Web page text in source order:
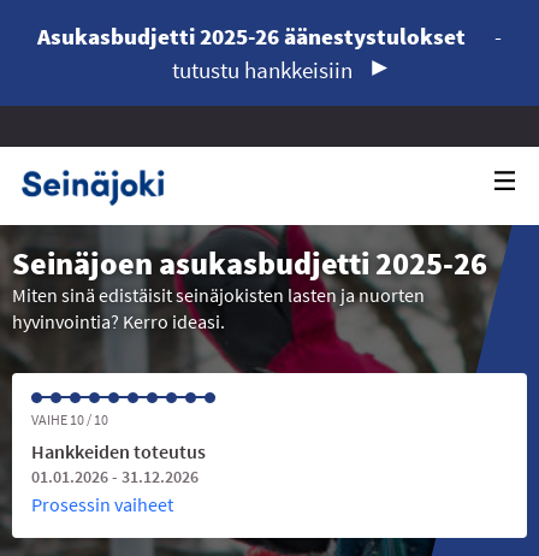
Asukasbudjetti 2025-26 äänestystulokset
-
tutustu hankkeisiin
Seinäjoen asukasbudjetti 2025-26
Miten sinä edistäisit seinäjokisten lasten ja nuorten
hyvinvointia? Kerro ideasi.
VAIHE 10 / 10
Hankkeiden toteutus
01.01.2026 - 31.12.2026
Prosessin vaiheet